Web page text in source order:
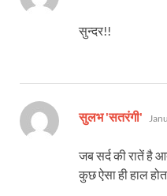
सुन्दर!!
सुलभ 'सतरंगी' says:
जब सर्द की रातें है
कुछ ऐसा ही हाल